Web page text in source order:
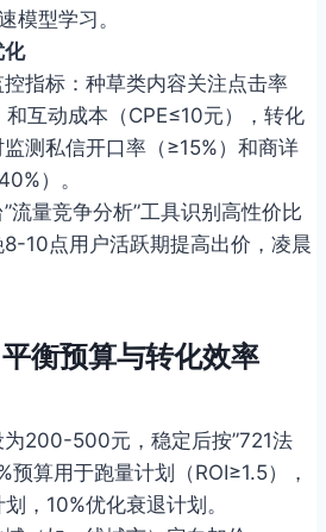
模型学习。
化
指标：种草类内容关注点击率
和互动成本（CPE≤10元），转化
测私信开口率（≥15%）和商详
）。
流量竞争分析”工具识别高性价比
10点用户活跃期提高出价，凌晨
衡预算与转化效率
为200-500元，稳定后按”721法
预算用于跑量计划（ROI≥1.5），
，10%优化衰退计划。